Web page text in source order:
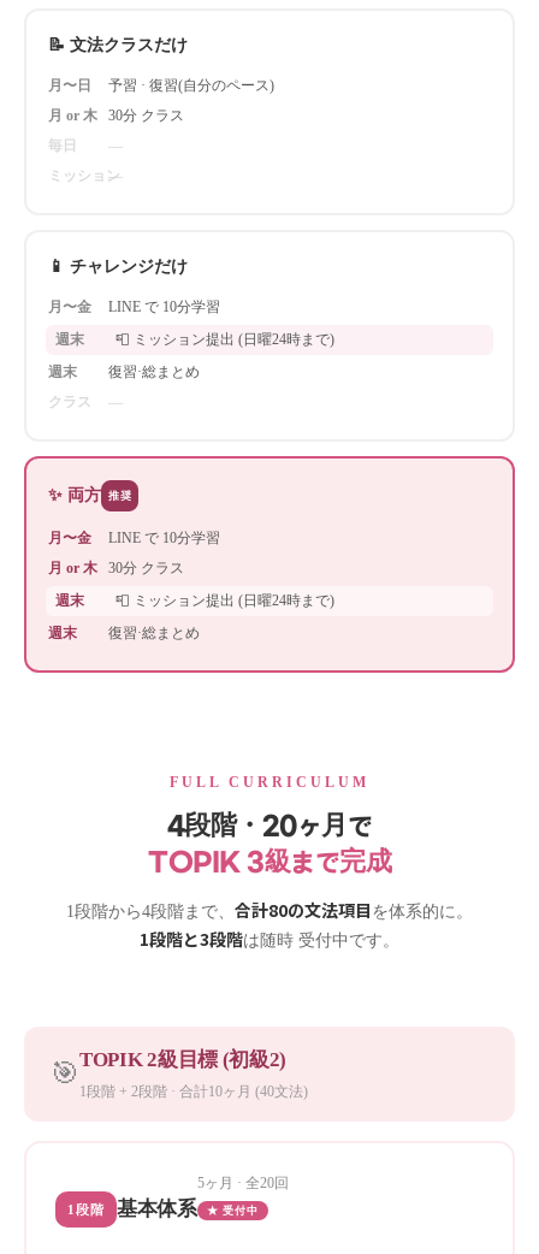
📝 文法クラスだけ
月〜日 予習 · 復習(自分のペース)
月 or 木 30分 クラス
毎日 —
ミッション
—
📱 チャレンジだけ
月〜金 LINE で 10分学習
週末 📮 ミッション提出 (日曜24時まで)
週末 復習·総まとめ
クラス —
✨ 両方 推奨
月〜金 LINE で 10分学習
月 or 木 30分 クラス
週末 📮 ミッション提出 (日曜24時まで)
週末 復習·総まとめ
FULL CURRICULUM
4段階・20ヶ月で
TOPIK 3級まで完成
1段階から4段階まで、 合計80の文法項目 を体系的に。
1段階と3段階は随時 受付中です。
🎯TOPIK 2級目標 (初級2)
1段階 + 2段階 · 合計10ヶ月 (40文法)
1段階 基本体系
5ヶ月 · 全20回
★ 受付中